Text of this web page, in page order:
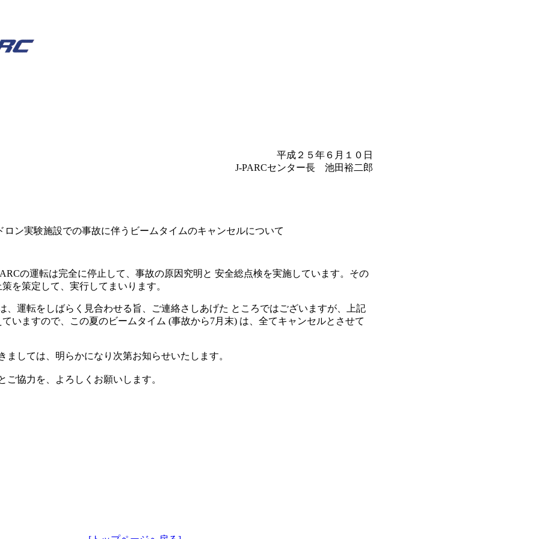
平成２５年６月１０日
J-PARCセンター長 池田裕二郎
ロン実験施設での事故に伴うビームタイムのキャンセルについて
の運転は完全に停止して、事故の原因究明と 安全総点検を実施しています。その
を策定して、実行してまいります。
運転をしばらく見合わせる旨、ご連絡さしあげた ところではございますが、上記
いますので、この夏のビームタイム (事故から7月末) は、全てキャンセルとさせて
しては、明らかになり次第お知らせいたします。
協力を、よろしくお願いします。